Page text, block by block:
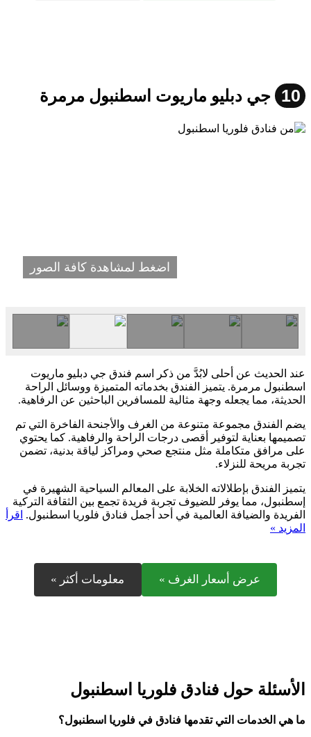
10 جي دبليو ماريوت اسطنبول مرمرة
اضغط لمشاهدة كافة الصور
عند الحديث عن أحلى لابُدَّ من ذكر اسم فندق جي دبليو ماريوت
اسطنبول مرمرة. يتميز الفندق بخدماته المتميزة ووسائل الراحة
الحديثة، مما يجعله وجهة مثالية للمسافرين الباحثين عن الرفاهية.
يضم الفندق مجموعة متنوعة من الغرف والأجنحة الفاخرة التي تم
تصميمها بعناية لتوفير أقصى درجات الراحة والرفاهية. كما يحتوي
على مرافق متكاملة مثل منتجع صحي ومراكز لياقة بدنية، تضمن
تجربة مريحة للنزلاء.
يتميز الفندق بإطلالاته الخلابة على المعالم السياحية الشهيرة في
إسطنبول، مما يوفر للضيوف تجربة فريدة تجمع بين الثقافة التركية
الفريدة والضيافة العالمية في أحد أجمل فنادق فلوريا اسطنبول. اقرأ
المزيد »
عرض أسعار الغرف » معلومات أكثر »
الأسئلة حول فنادق فلوريا اسطنبول
ما هي الخدمات التي تقدمها فنادق في فلوريا اسطنبول؟